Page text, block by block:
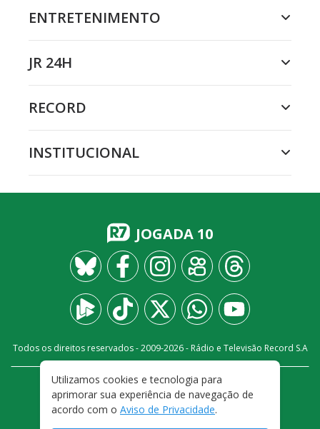
ENTRETENIMENTO
JR 24H
RECORD
INSTITUCIONAL
JOGADA 10
Todos os direitos reservados - 2009-2026- Rádio e Televisão Record S.A
FALE CONOSCO
PRIVACIDADE
TERMOS E CONDIÇÕES DE USO
Utilizamos cookies e tecnologia para
aprimorar sua experiência de navegação de
acordo com o Aviso de Privacidade.